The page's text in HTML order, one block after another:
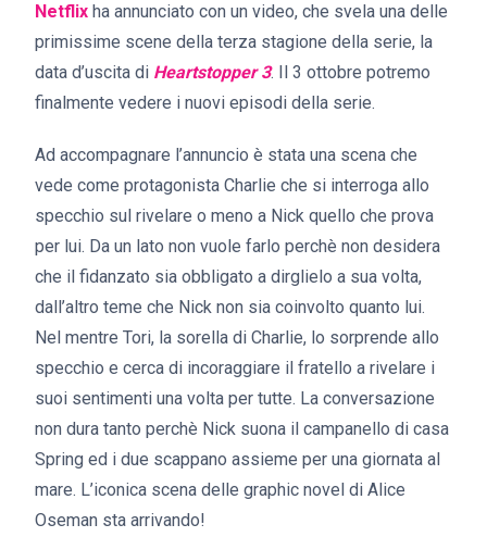
Netflix ha annunciato con un video, che svela una delle
primissime scene della terza stagione della serie, la
data d’uscita di Heartstopper 3. Il 3 ottobre potremo
finalmente vedere i nuovi episodi della serie.
Ad accompagnare l’annuncio è stata una scena che
vede come protagonista Charlie che si interroga allo
specchio sul rivelare o meno a Nick quello che prova
per lui. Da un lato non vuole farlo perchè non desidera
che il fidanzato sia obbligato a dirglielo a sua volta,
dall’altro teme che Nick non sia coinvolto quanto lui.
Nel mentre Tori, la sorella di Charlie, lo sorprende allo
specchio e cerca di incoraggiare il fratello a rivelare i
suoi sentimenti una volta per tutte. La conversazione
non dura tanto perchè Nick suona il campanello di casa
Spring ed i due scappano assieme per una giornata al
mare. L’iconica scena delle graphic novel di Alice
Oseman sta arrivando!